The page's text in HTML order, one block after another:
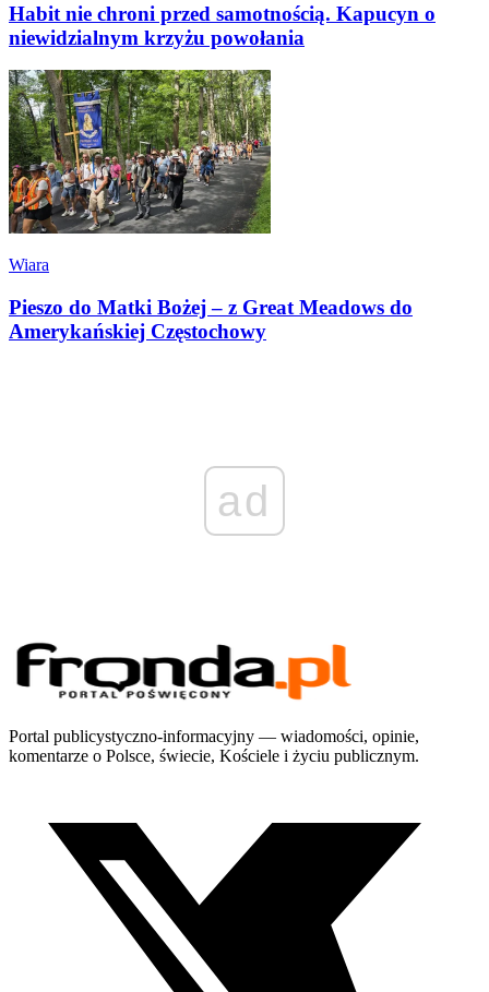
Habit nie chroni przed samotnością. Kapucyn o
niewidzialnym krzyżu powołania
Wiara
Pieszo do Matki Bożej – z Great Meadows do
Amerykańskiej Częstochowy
ad
Portal publicystyczno-informacyjny — wiadomości, opinie,
komentarze o Polsce, świecie, Kościele i życiu publicznym.